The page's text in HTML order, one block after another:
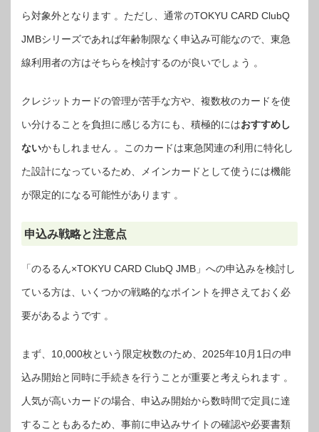
ら対象外となります 。ただし、通常のTOKYU CARD ClubQ
JMBシリーズであれば年齢制限なく申込み可能なので、東急
線利用者の方はそちらを検討するのが良いでしょう 。
クレジットカードの管理が苦手な方や、複数枚のカードを使
い分けることを負担に感じる方にも、積極的にはおすすめし
ないかもしれません 。このカードは東急関連の利用に特化し
た設計になっているため、メインカードとして使うには機能
が限定的になる可能性があります 。
申込み戦略と注意点
「のるるん×TOKYU CARD ClubQ JMB」への申込みを検討し
ている方は、いくつかの戦略的なポイントを押さえておく必
要があるようです 。
まず、10,000枚という限定枚数のため、2025年10月1日の申
込み開始と同時に手続きを行うことが重要と考えられます 。
人気が高いカードの場合、申込み開始から数時間で定員に達
することもあるため、事前に申込みサイトの確認や必要書類